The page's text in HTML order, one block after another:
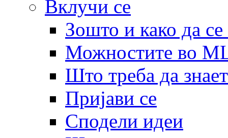
Вклучи се
Зошто и како да
Можностите во
Што треба да
Пријави се
Сподели идеи